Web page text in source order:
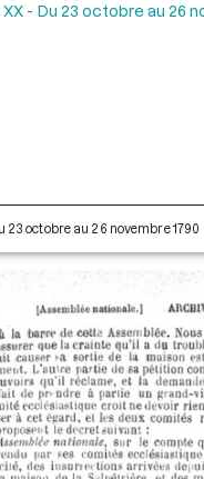
- Du 23 octobre au 26
23 octobre au 26 novembre 1790